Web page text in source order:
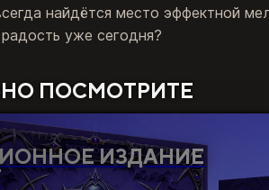
найдётся место эффектной
уже сегодня?
ПОСМОТРИТЕ
ИЗДАНИЕ